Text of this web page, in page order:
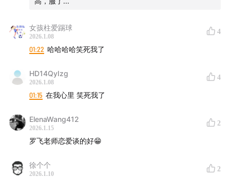
女孩柱爱踢球
2026.1.08
4
01:22 哈哈哈哈笑死我了
HD14QyIzg
2026.1.08
4
01:15 在我心里 笑死我了
ElenaWang412
2026.1.15
2
罗飞老师恋爱谈的好😁
徐个个
2026.1.10
2